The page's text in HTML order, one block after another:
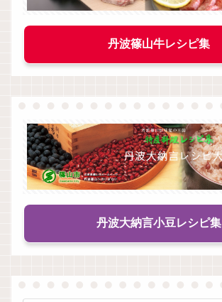
丹波篠山牛レシピ集
丹波大納言小豆レシピ集